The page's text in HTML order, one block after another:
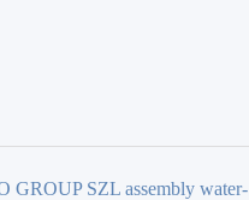
SZL assembly water-